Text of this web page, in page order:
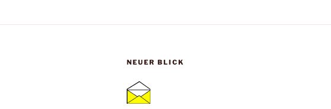
NEUER BLICK